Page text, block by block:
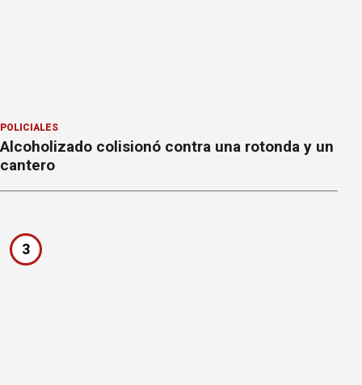
POLICIALES
Alcoholizado colisionó contra una rotonda y un
cantero
3